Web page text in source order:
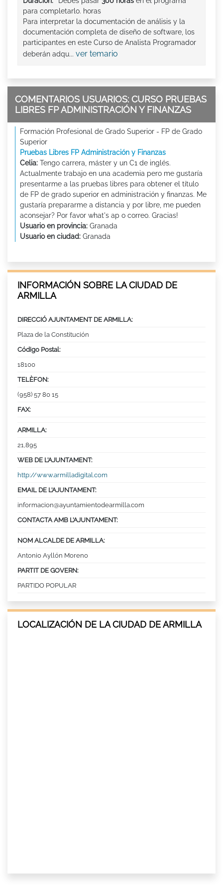
para completarlo. horas
Para interpretar la documentación de análisis y la
documentación completa de diseño de software, los
participantes en este Curso de Analista Programador
deberán adqu... ver temario
COMENTARIOS USUARIOS: CURSO PRUEBAS
LIBRES FP ADMINISTRACIÓN Y FINANZAS
Formación Profesional de Grado Superior - FP de Grado
Superior
Pruebas Libres FP Administración y Finanzas
Celia: Tengo carrera, máster y un C1 de inglés.
Actualmente trabajo en una academia pero me gustaría
presentarme a las pruebas libres para obtener el título
de FP de grado superior en administración y finanzas. Me
gustaría prepararme a distancia y por libre, me pueden
aconsejar? Por favor what's ap o correo. Gracias!
Usuario en provincia: Granada
Usuario en ciudad: Granada
INFORMACIÓN SOBRE LA CIUDAD DE
ARMILLA
DIRECCIÓ AJUNTAMENT DE ARMILLA:
Plaza de la Constitución
Código Postal:
18100
TELÈFON:
(958) 57 80 15
FAX:
ARMILLA:
21,895
WEB DE L’AJUNTAMENT:
http://www.armilladigital.com
EMAIL DE L’AJUNTAMENT:
informacion@ayuntamientodearmilla.com
CONTACTA AMB L’AJUNTAMENT:
NOM ALCALDE DE ARMILLA:
Antonio Ayllón Moreno
PARTIT DE GOVERN:
PARTIDO POPULAR
LOCALIZACIÓN DE LA CIUDAD DE ARMILLA